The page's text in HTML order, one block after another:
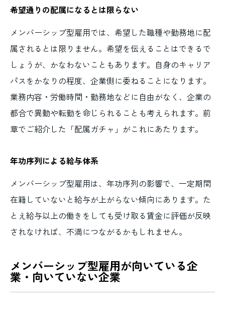
希望通りの配属になるとは限らない
メンバーシップ型雇用では、希望した職種や勤務地に配
属されるとは限りません。希望を伝えることはできるで
しょうが、かなわないこともあります。自身のキャリア
パスをかなりの程度、企業側に委ねることになります。
業務内容・労働時間・勤務地などに自由がなく、企業の
都合で異動や転勤を命じられることも考えられます。前
章でご紹介した「配属ガチャ」がこれにあたります。
年功序列による給与体系
メンバーシップ型雇用は、年功序列の影響で、一定期間
在籍していないと給与が上がらない傾向にあります。た
とえ給与以上の働きをしても受け取る賃金に評価が反映
されなければ、不満につながるかもしれません。
メンバーシップ型雇用が向いている企
業・向いていない企業